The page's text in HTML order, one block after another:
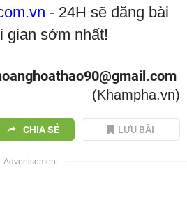
- 24H sẽ đăng bài
gian sớm nhất!
(Khampha.vn)
CHIA SẺ LƯU BÀI